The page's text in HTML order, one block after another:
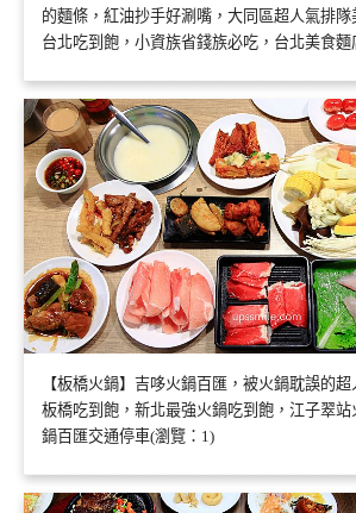
的麵條，紅油抄手好涮嘴，大同區超人氣排
台北吃到飽，小資族省錢族必吃，台北美食麵
【板橋火鍋】吉哆火鍋百匯，被火鍋耽誤的超
板橋吃到飽，新北最強火鍋吃到飽，江子翠
鍋百匯交通停車(瀏覽：1)